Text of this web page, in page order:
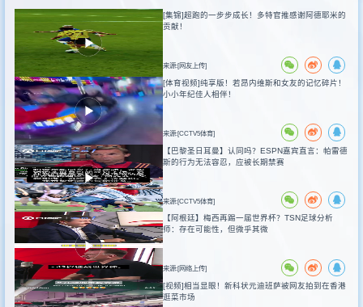
[集锦]超跑的一步步成长！多特官推感谢阿德耶米的
贡献！
来源:[网友上传]
[体育视频]纯享版！若昂内维斯和女友的记忆碎片！
小小年纪佳人相伴！
来源:[CCTV5体育]
【巴黎圣日耳曼】认同吗？ESPN嘉宾直言：帕雷德
斯的行为无法容忍，应被长期禁赛
来源:[CCTV5体育]
【阿根廷】梅西再踢一届世界杯？TSN足球分析
师：存在可能性，但微乎其微
来源:[网络上传]
[视频]相当显眼！新科状元迪班萨被网友拍到在香港
逛菜市场